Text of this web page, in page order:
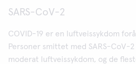
SARS-CoV-2
COVID-19 er en luftveissykdom
Personer smittet med SARS-CoV-
moderat luftveissykdom, og de